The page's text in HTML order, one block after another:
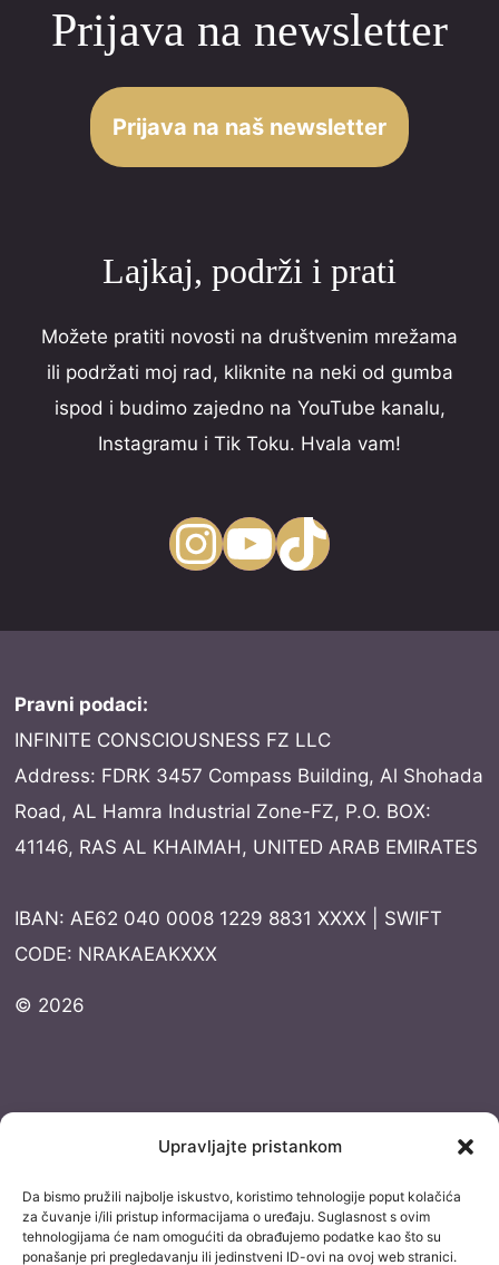
Upravljajte pristankom
Da bismo pružili najbolje iskustvo, koristimo tehnologije poput kolačića
za čuvanje i/ili pristup informacijama o uređaju. Suglasnost s ovim
tehnologijama će nam omogućiti da obrađujemo podatke kao što su
ponašanje pri pregledavanju ili jedinstveni ID-ovi na ovoj web stranici.
Prijava na newsletter
Prijava na naš newsletter
Lajkaj, podrži i prati
Možete pratiti novosti na društvenim mrežama
ili podržati moj rad, kliknite na neki od gumba
ispod i budimo zajedno na YouTube kanalu,
Instagramu i Tik Toku. Hvala vam!
InstagramYouTube TikTok
Pravni podaci:
INFINITE CONSCIOUSNESS FZ LLC
Address: FDRK 3457 Compass Building, Al Shohada
Road, AL Hamra Industrial Zone-FZ, P.O. BOX:
41146, RAS AL KHAIMAH, UNITED ARAB EMIRATES
IBAN: AE62 040 0008 1229 8831 XXXX | SWIFT
CODE: NRAKAEAKXXX
© 2026
Uvjeti korištenja
Izjava o izuzimanju od odgovornosti